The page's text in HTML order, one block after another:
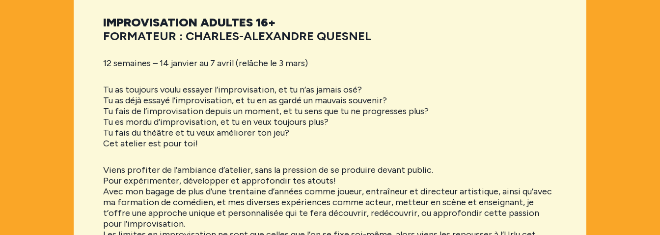
IMPROVISATION ADULTES 16+
FORMATEUR : CHARLES-ALEXANDRE QUESNEL
12 semaines – 14 janvier au 7 avril (relâche le 3 mars)
Tu as toujours voulu essayer l’improvisation, et tu n’as jamais osé?
Tu as déjà essayé l’improvisation, et tu en as gardé un mauvais souvenir?
Tu fais de l’improvisation depuis un moment, et tu sens que tu ne progresses plus?
Tu es mordu d’improvisation, et tu en veux toujours plus?
Tu fais du théâtre et tu veux améliorer ton jeu?
Cet atelier est pour toi!
Viens profiter de l’ambiance d’atelier, sans la pression de se produire devant public.
Pour expérimenter, développer et approfondir tes atouts!
Avec mon bagage de plus d’une trentaine d’années comme joueur, entraîneur et directeur artistique, ainsi qu’avec
ma formation de comédien, et mes diverses expériences comme acteur, metteur en scène et enseignant, je
t’offre une approche unique et personnalisée qui te fera découvrir, redécouvrir, ou approfondir cette passion
pour l’improvisation.